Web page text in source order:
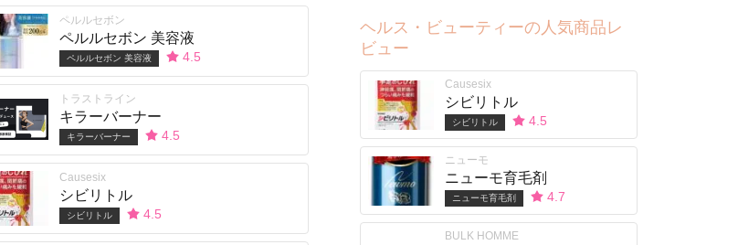
ペルルセボン
ペルルセボン 美容液
ペルルセボン 美容液 4.5
トラストライン
キラーバーナー
キラーバーナー 4.5
Causesix
シビリトル
シビリトル 4.5
ヘルス・ビューティーの人気商品レ
ビュー
Causesix
シビリトル
シビリトル 4.5
ニューモ
ニューモ育毛剤
ニューモ育毛剤 4.7
BULK HOMME